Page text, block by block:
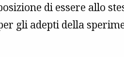
di essere allo
gli adepti della